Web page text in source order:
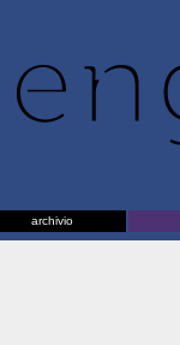
archivio